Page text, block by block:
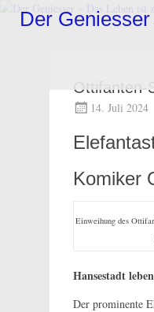
Zum
InhaltDer
Ottifanten-
14. Juli 2024
Komiker
Einweihung des
Hansestadt
Der prominente